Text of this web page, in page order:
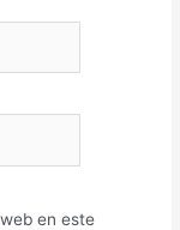
en este